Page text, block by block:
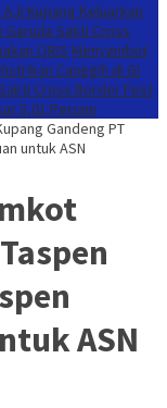
Kupang Keluarkan
Sakti Cross
QRIS Menyambut
Canggih di GI
Cross Border Fest
5,01 Persen
Gandeng PT
untuk ASN
ASN